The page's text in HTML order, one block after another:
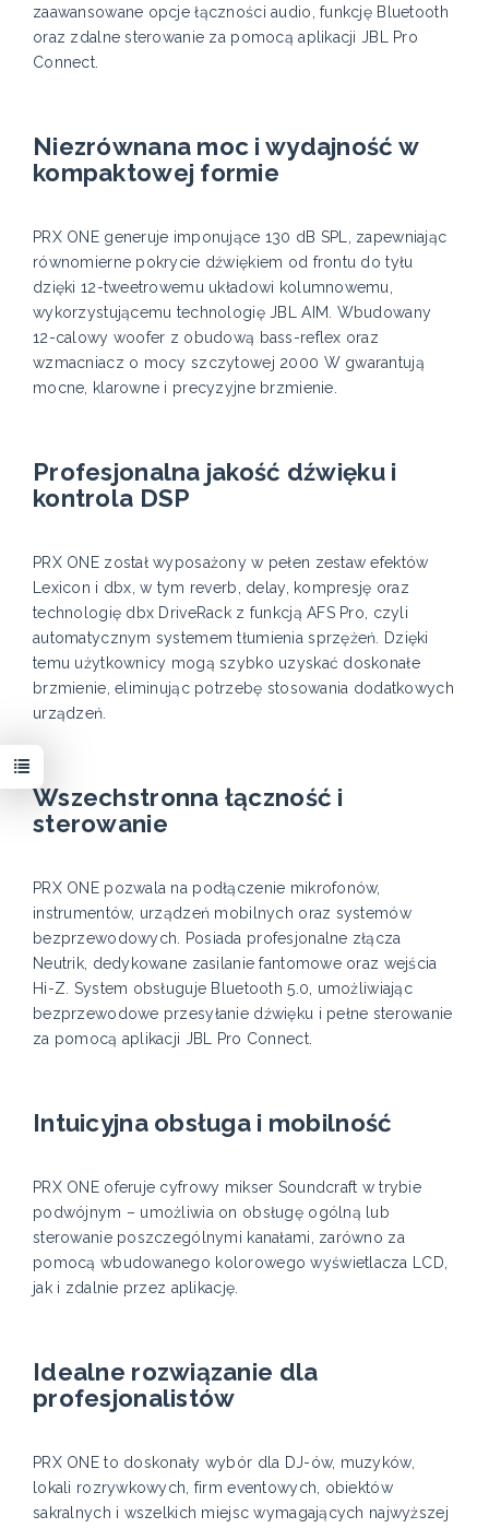
zaawansowane opcje łączności audio, funkcję Bluetooth
oraz zdalne sterowanie za pomocą aplikacji JBL Pro
Connect.
Niezrównana moc i wydajność w
kompaktowej formie
PRX ONE generuje imponujące 130 dB SPL, zapewniając
równomierne pokrycie dźwiękiem od frontu do tyłu
dzięki 12-tweetrowemu układowi kolumnowemu,
wykorzystującemu technologię JBL AIM. Wbudowany
12-calowy woofer z obudową bass-reflex oraz
wzmacniacz o mocy szczytowej 2000 W gwarantują
mocne, klarowne i precyzyjne brzmienie.
Profesjonalna jakość dźwięku i
kontrola DSP
PRX ONE został wyposażony w pełen zestaw efektów
Lexicon i dbx, w tym reverb, delay, kompresję oraz
technologię dbx DriveRack z funkcją AFS Pro, czyli
automatycznym systemem tłumienia sprzężeń. Dzięki
temu użytkownicy mogą szybko uzyskać doskonałe
brzmienie, eliminując potrzebę stosowania dodatkowych
urządzeń.
Wszechstronna łączność i
sterowanie
PRX ONE pozwala na podłączenie mikrofonów,
instrumentów, urządzeń mobilnych oraz systemów
bezprzewodowych. Posiada profesjonalne złącza
Neutrik, dedykowane zasilanie fantomowe oraz wejścia
Hi-Z. System obsługuje Bluetooth 5.0, umożliwiając
bezprzewodowe przesyłanie dźwięku i pełne sterowanie
za pomocą aplikacji JBL Pro Connect.
Intuicyjna obsługa i mobilność
PRX ONE oferuje cyfrowy mikser Soundcraft w trybie
podwójnym – umożliwia on obsługę ogólną lub
sterowanie poszczególnymi kanałami, zarówno za
pomocą wbudowanego kolorowego wyświetlacza LCD,
jak i zdalnie przez aplikację.
Idealne rozwiązanie dla
profesjonalistów
PRX ONE to doskonały wybór dla DJ-ów, muzyków,
lokali rozrywkowych, firm eventowych, obiektów
sakralnych i wszelkich miejsc wymagających najwyższej